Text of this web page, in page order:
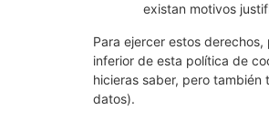
existan motivos
Para ejercer estos
inferior de esta política de
hicieras saber, pero
datos).